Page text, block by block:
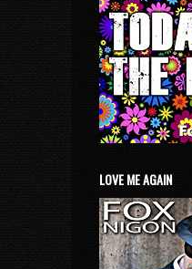
LOVE ME AGAIN